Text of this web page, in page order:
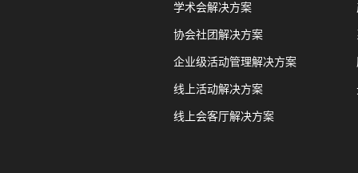
学术会解决方案
协会社团解决方案
企业级活动管理解决方案
线上活动解决方案
线上会客厅解决方案